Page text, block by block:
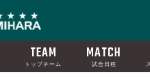
TEAM
トップチーム
MATCH
試合日程